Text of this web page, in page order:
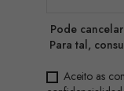
Pode
Para tal,
Aceito as